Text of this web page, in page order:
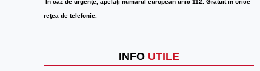
reţea de telefonie.
INFO UTILE